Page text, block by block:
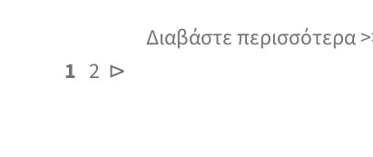
Διαβάστε περισσότερα
1 2 ⊳